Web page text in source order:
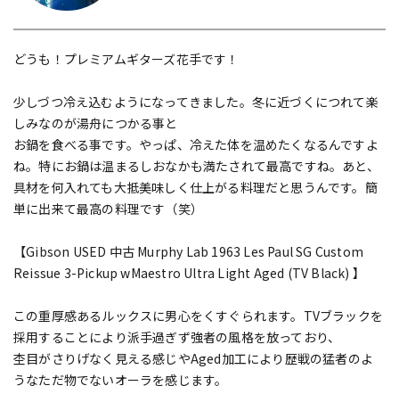
どうも！プレミアムギターズ花手です！
少しづつ冷え込むようになってきました。冬に近づくにつれて楽
しみなのが湯舟につかる事と
お鍋を食べる事です。やっぱ、冷えた体を温めたくなるんですよ
ね。特にお鍋は温まるしおなかも満たされて最高ですね。あと、
具材を何入れても大抵美味しく仕上がる料理だと思うんです。簡
単に出来て最高の料理です（笑）
【Gibson USED 中古 Murphy Lab 1963 Les Paul SG Custom
Reissue 3-Pickup wMaestro Ultra Light Aged (TV Black) 】
この重厚感あるルックスに男心をくすぐられます。TVブラックを
採用することにより派手過ぎず強者の風格を放っており、
杢目がさりげなく見える感じやAged加工により歴戦の猛者のよ
うなただ物でないオーラを感じます。